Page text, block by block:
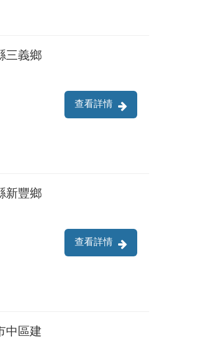
三義鄉
查看詳情
新豐鄉
查看詳情
中區建